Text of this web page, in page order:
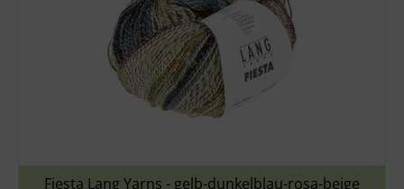
Fiesta Lang Yarns - gelb-dunkelblau-rosa-beige